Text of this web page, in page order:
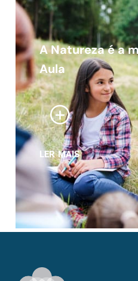
A Natureza é a
Aula
LER MAIS